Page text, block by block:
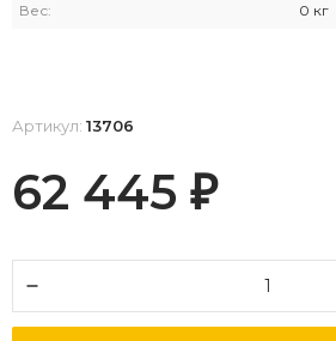
Вес: 0 кг
Артикул: 13706
62 445 ₽